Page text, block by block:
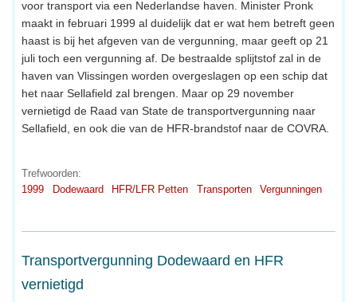
voor transport via een Nederlandse haven. Minister Pronk
maakt in februari 1999 al duidelijk dat er wat hem betreft geen
haast is bij het afgeven van de vergunning, maar geeft op 21
juli toch een vergunning af. De bestraalde splijtstof zal in de
haven van Vlissingen worden overgeslagen op een schip dat
het naar Sellafield zal brengen. Maar op 29 november
vernietigd de Raad van State de transportvergunning naar
Sellafield, en ook die van de HFR-brandstof naar de COVRA.
Trefwoorden:
1999
Dodewaard HFR/LFR Petten Transporten Vergunningen
Transportvergunning Dodewaard en HFR
vernietigd